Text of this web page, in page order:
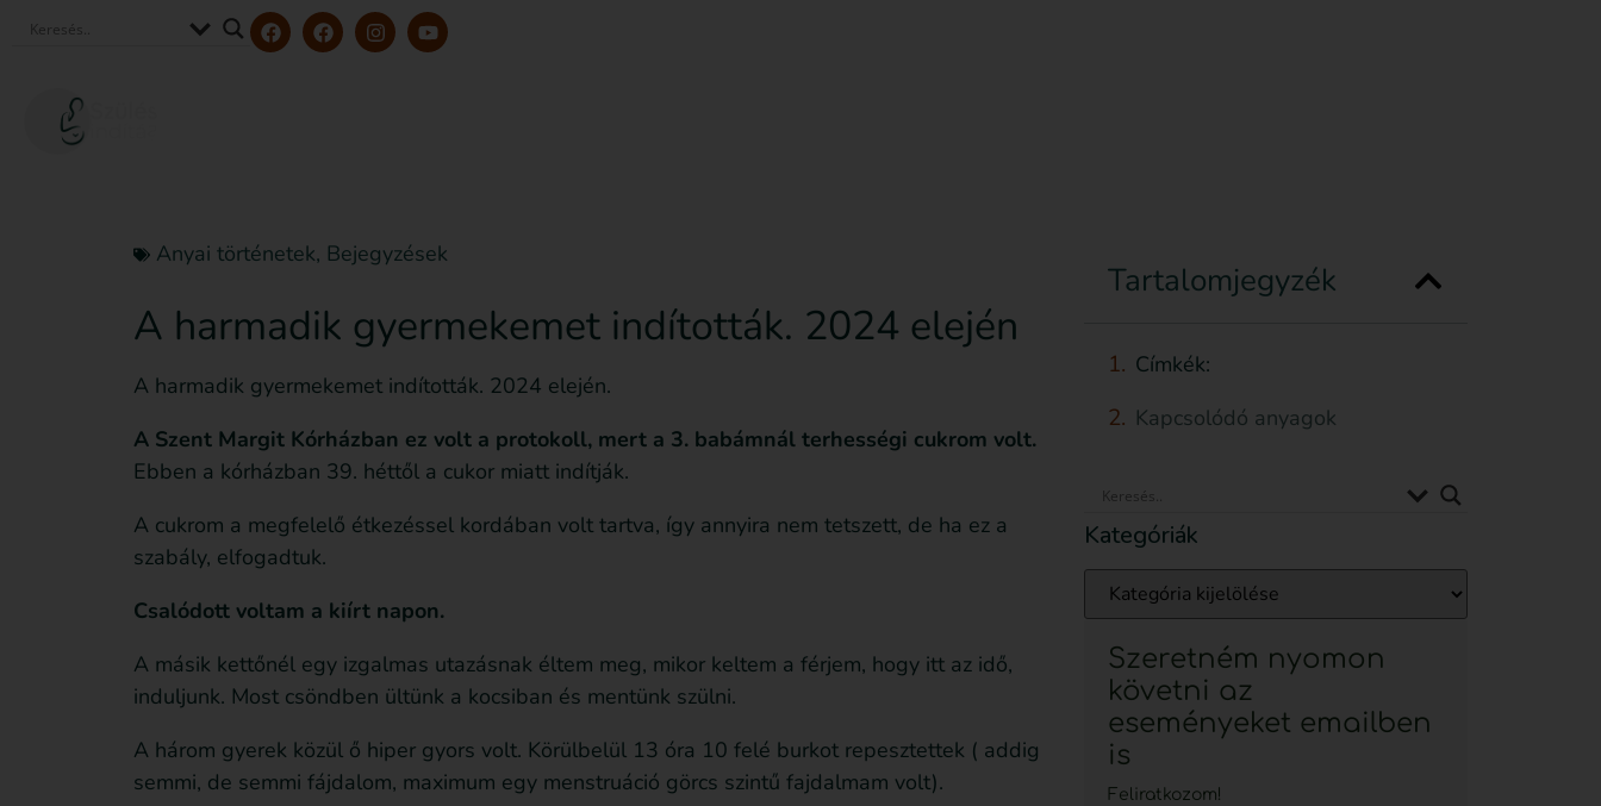
Anyai történetek, Bejegyzések
A harmadik gyermekemet indították. 2024 elején
A harmadik gyermekemet indították. 2024 elején.
A Szent Margit Kórházban ez volt a protokoll, mert a 3. babámnál terhességi cukrom volt.
Ebben a kórházban 39. héttől a cukor miatt indítják.
A cukrom a megfelelő étkezéssel kordában volt tartva, így annyira nem tetszett, de ha ez a
szabály, elfogadtuk.
Csalódott voltam a kiírt napon.
A másik kettőnél egy izgalmas utazásnak éltem meg, mikor keltem a férjem, hogy itt az idő,
induljunk. Most csöndben ültünk a kocsiban és mentünk szülni.
A három gyerek közül ő hiper gyors volt. Körülbelül 13 óra 10 felé burkot repesztettek ( addig
semmi, de semmi fájdalom, maximum egy menstruáció görcs szintű fajdalmam volt).
Tartalomjegyzék
Címkék:
Kapcsolódó anyagok
Kategóriák
Szeretném nyomon
követni az
eseményeket emailben
is
Feliratkozom!